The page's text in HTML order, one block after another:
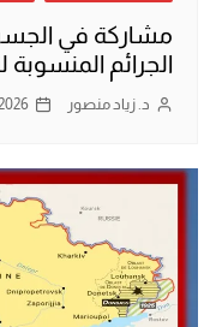
مشاركة في الجسر
الجرائم
د. زياد منصور